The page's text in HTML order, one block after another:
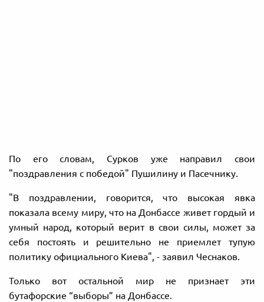
По его словам, Сурков уже направил свои
"поздравления с победой" Пушилину и Пасечнику.
"В поздравлении, говорится, что высокая явка
показала всему миру, что на Донбассе живет гордый и
умный народ, который верит в свои силы, может за
себя постоять и решительно не приемлет тупую
политику официального Киева", - заявил Чеснаков.
Только вот остальной мир не признает эти
бутафорские “выборы” на Донбассе.